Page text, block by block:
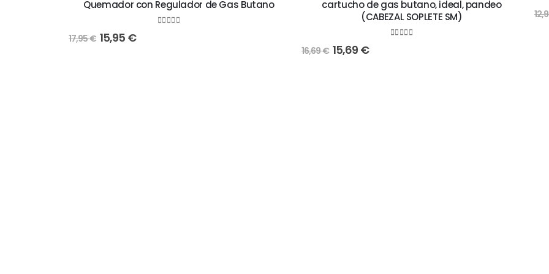
Quemador con Regulador de Gas Butano
17,95€ 15,95 €
cartucho de gas butano, ideal, pandeo
(CABEZAL SOPLETE SM)
16,69€ 15,69 €